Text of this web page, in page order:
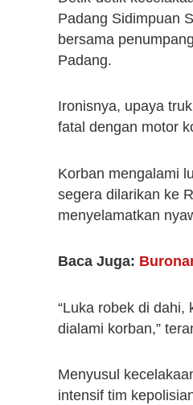
Padang Sidimpuan
bersama
Padang.
Ironisnya, upaya
fatal dengan motor
Korban mengalami
segera dilarikan ke
menyelamatkan
Baca Juga:
“Luka robek di dahi,
dialami korban,”
Menyusul
intensif tim